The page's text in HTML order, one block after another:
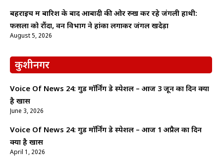
बहराइच में बारिश के बाद आबादी की ओर रुख कर रहे जंगली हाथी:
फसलों को रौंदा, वन विभाग ने हांका लगाकर जंगल खदेड़ा
August 5, 2026
कुशीनगर
Voice Of News 24: गुड माॅर्निंग डे स्पेशल – आज 3 जून का दिन क्यों
है खास
June 3, 2026
Voice Of News 24: गुड माॅर्निंग डे स्पेशल – आज 1 अप्रैल का दिन
क्यों है खास
April 1, 2026